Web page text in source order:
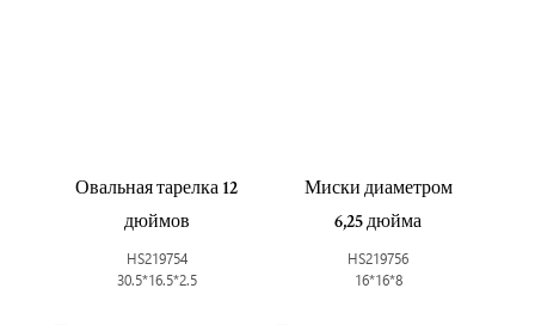
Овальная тарелка 12
дюймов
HS219754
30.5*16.5*2.5
Миски диаметром
6,25 дюйма
HS219756
16*16*8